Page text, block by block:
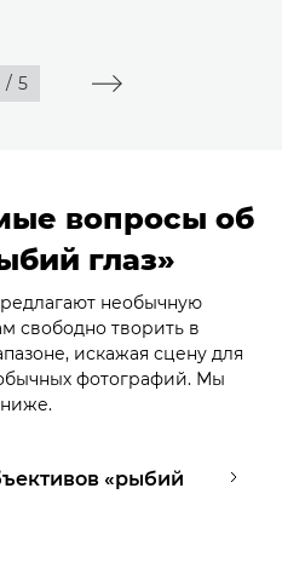
/ 5
вопросы об
глаз»
необычную
свободно творить в
искажая сцену для
фотографий. Мы
«рыбий